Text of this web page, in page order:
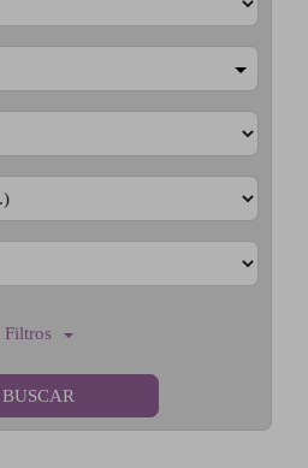
Filtros
BUSCAR